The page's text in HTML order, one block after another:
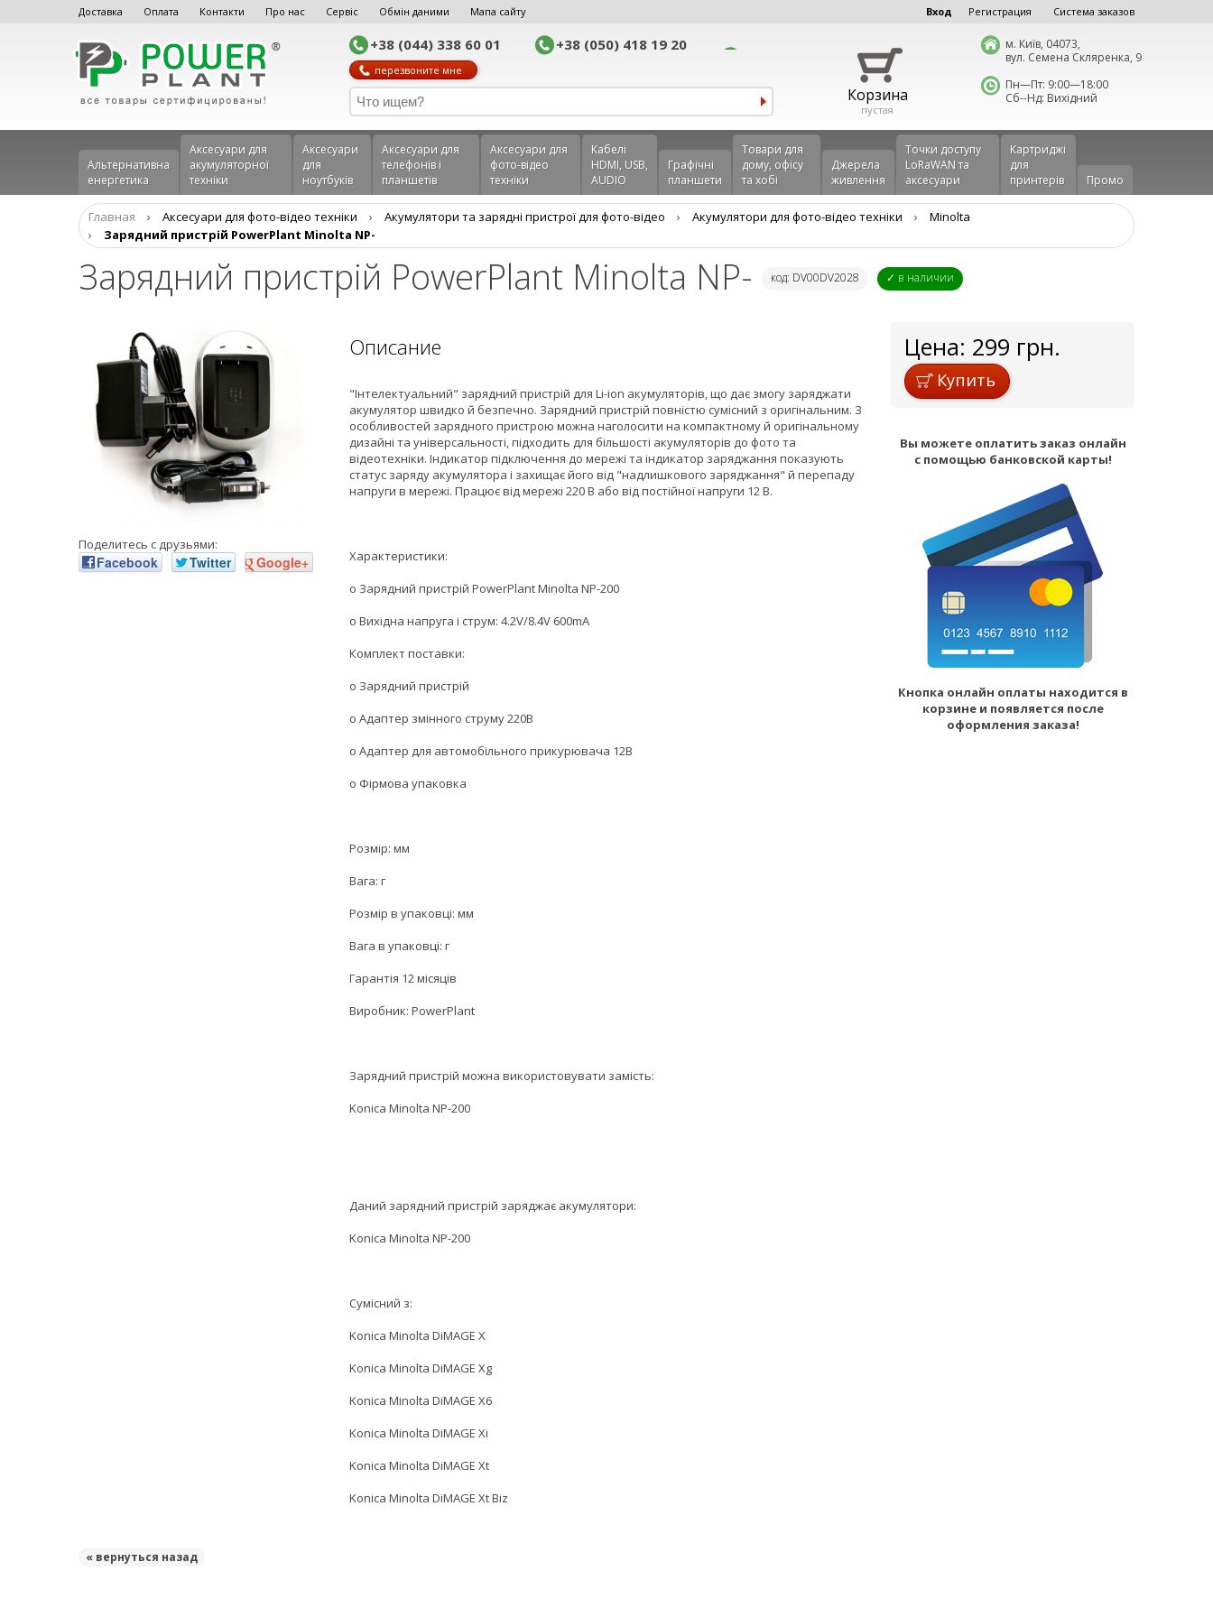
Доставка Оплата Контакти Про нас Сервіс Обмін даними Мапа сайту Вход Регистрация Система заказов
+38 (044) 338 60 01 +38 (050) 418 19 20
перезвоните мне
Корзина
пустая
м. Київ, 04073,
вул. Семена Скляренка, 9
Пн—Пт: 9:00—18:00
Сб--Нд: Вихідний
Альтернативна
енергетика
Аксесуари для
акумуляторної
техніки
Аксесуари
для
ноутбуків
Аксеcуари для
телефонів і
планшетів
Аксесуари для
фото-відео
техніки
Кабелі
HDMI, USB,
AUDIO
Графічні
планшети
Товари для
дому, офісу
та хобі
Джерела
живлення
Точки доступу
LoRaWAN та
аксесуари
Картриджі
для
принтерів
Промо
Главная › Аксесуари для фото-відео техніки › Aкумулятори та зарядні пристрої для фото-відео › Акумулятори для фото-відео техніки ›
Minolta
›
Зарядний пристрій PowerPlant Minolta NP-
Зарядний пристрій PowerPlant Minolta NP- код: DV00DV2028 ✓ в наличии
Поделитесь с друзьями:
Facebook Twitter Google+
Описание
"Інтелектуальний" зарядний пристрій для Li-ion акумуляторів, що дає змогу заряджати
акумулятор швидко й безпечно. Зарядний пристрій повністю сумісний з оригінальним. З
особливостей зарядного пристрою можна наголосити на компактному й оригінальному
дизайні та універсальності, підходить для більшості акумуляторів до фото та
відеотехніки. Індикатор підключення до мережі та індикатор заряджання показують
статус заряду акумулятора і захищає його від "надлишкового заряджання" й перепаду
напруги в мережі. Працює від мережі 220 В або від постійної напруги 12 В.
Характеристики:
o Зарядний пристрій PowerPlant Minolta NP-200
o Вихідна напруга і струм: 4.2V/8.4V 600mA
Комплект поставки:
o Зарядний пристрій
o Адаптер змінного струму 220В
o Адаптер для автомобільного прикурювача 12В
o Фірмова упаковка
Розмір: мм
Вага: г
Розмір в упаковці: мм
Вага в упаковці: г
Гарантія 12 місяців
Виробник: PowerPlant
Зарядний пристрій можна використовувати замість:
Konica Minolta NP-200
Даний зарядний пристрій заряджає акумулятори:
Konica Minolta NP-200
Сумісний з:
Konica Minolta DiMAGE X
Konica Minolta DiMAGE Xg
Konica Minolta DiMAGE X6
Konica Minolta DiMAGE Xi
Konica Minolta DiMAGE Xt
Konica Minolta DiMAGE Xt Biz
Цена: 299 грн.
Купить
Вы можете оплатить заказ онлайн
с помощью банковской карты!
Кнопка онлайн оплаты находится в
корзине и появляется после
оформления заказа!
« вернуться назад